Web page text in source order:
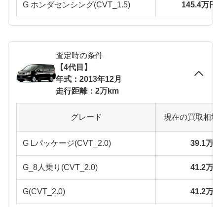
G ホンダセンシング(CVT_1.5) 145.4万円
査定時の条件
【4代目】
年式：2013年12月
走行距離：2万km
グレード 現在の買取相
G Lパッケージ(CVT_2.0) 39.1万
G_8人乗り(CVT_2.0) 41.2万
G(CVT_2.0) 41.2万